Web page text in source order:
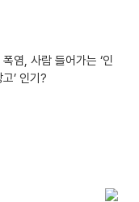
염, 사람 들어가는 ‘인
’ 인기?